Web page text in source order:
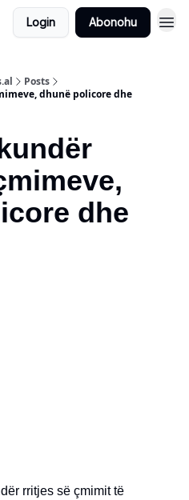
Login Abonohu
Posts
dhunë policore dhe
dhe
rritjes së çmimit të